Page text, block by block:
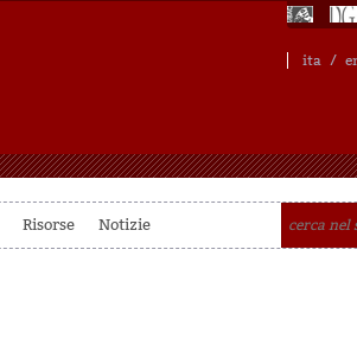
ita /
Risorse Notizie